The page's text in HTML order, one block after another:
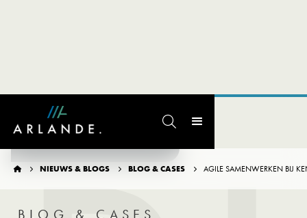

  NIEUWS & BLOGS  BLOG & CASES  AGILE SAMENWERKEN BIJ